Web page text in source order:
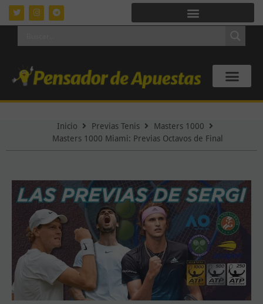
Inicio Previas Tenis
Masters 1000
Masters 1000 Miami: Previas Octavos de Final